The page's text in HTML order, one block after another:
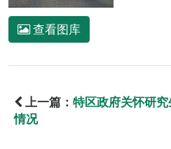
查看图库
上一篇： 特区政府关怀研
情况